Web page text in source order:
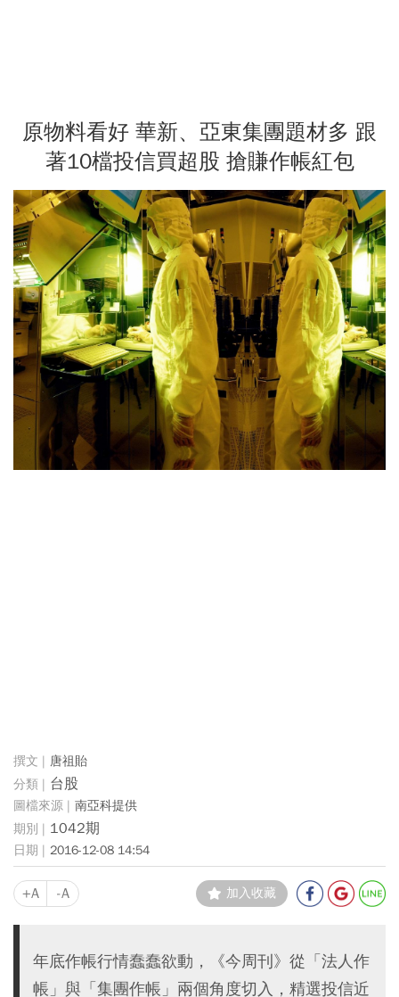
原物料看好 華新、亞東集團題材多 跟
著10檔投信買超股 搶賺作帳紅包
唐祖貽
台股
南亞科提供
1042期
2016-12-08 14:54
+A -A 加入收藏
年底作帳行情蠢蠢欲動，《今周刊》從「法人作
帳」與「集團作帳」兩個角度切入，精選投信近